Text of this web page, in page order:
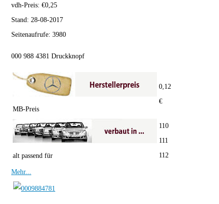
vdh-Preis: €0,25
Stand: 28-08-2017
Seitenaufrufe: 3980
000 988 4381 Druckknopf
MB-Preis
0,12
€
alt passend für
110
111
112
Mehr...